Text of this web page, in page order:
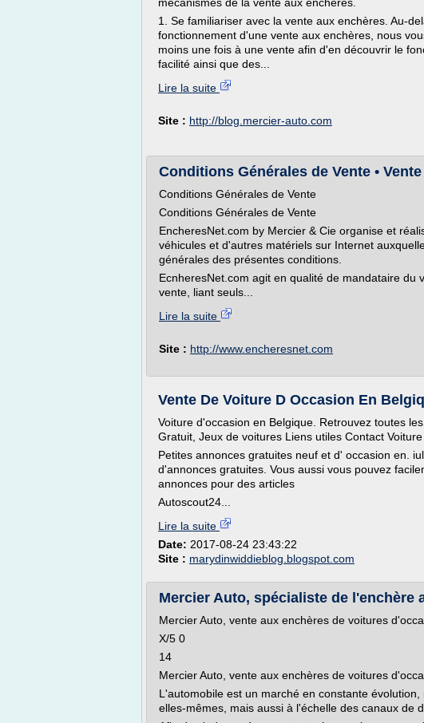
1. Se familiariser avec la vente aux enchères. Au-
fonctionnement d'une vente aux enchères, nous
moins une fois à une vente afin d'en découvrir le
facilité ainsi que des...
Lire la suite
Site : http://blog.mercier-auto.com
Conditions Générales de Vente •
Conditions Générales de Vente
Conditions Générales de Vente
EncheresNet.com by Mercier & Cie organise et
véhicules et d'autres matériels sur Internet
générales des présentes conditions.
EcnheresNet.com agit en qualité de mandataire du
vente, liant seuls...
Lire la suite
Site : http://www.encheresnet.com
Vente De Voiture D Occasion En
Voiture d'occasion en Belgique. Retrouvez toutes
Gratuit, Jeux de voitures Liens utiles Contact
Petites annonces gratuites neuf et d' occasion en.
d'annonces gratuites. Vous aussi vous pouvez
annonces pour des articles
Autoscout24...
Lire la suite
Date: 2017-08-24 23:43:22
Site : marydinwiddieblog.blogspot.com
Mercier Auto, spécialiste de l'enchère
Mercier Auto, vente aux enchères de voitures
X/5 0
14
Mercier Auto, vente aux enchères de voitures
L'automobile est un marché en constante
elles-mêmes, mais aussi à l'échelle des canaux de